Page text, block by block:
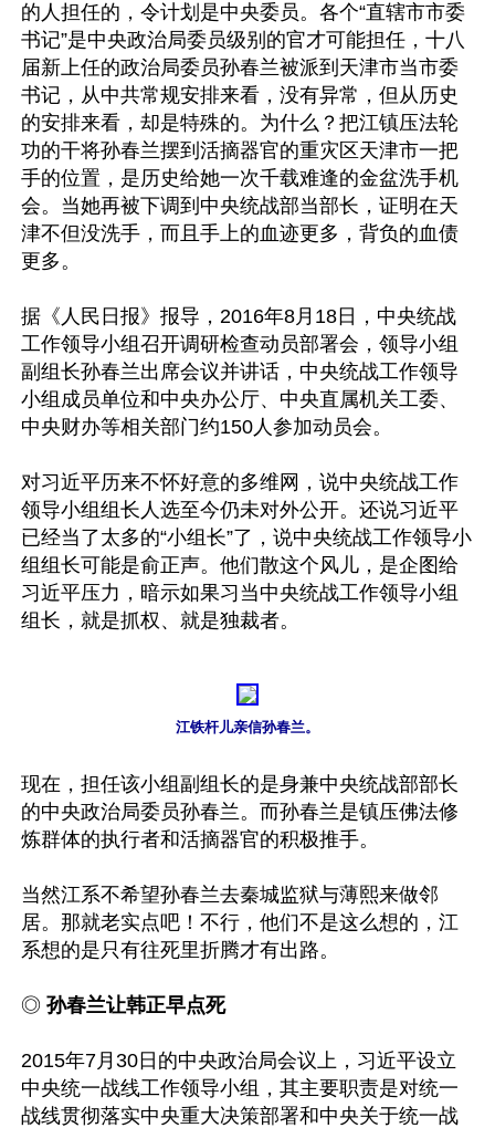
的人担任的，令计划是中央委员。各个“直辖市市委
书记”是中央政治局委员级别的官才可能担任，十八
届新上任的政治局委员孙春兰被派到天津市当市委
书记，从中共常规安排来看，没有异常，但从历史
的安排来看，却是特殊的。为什么？把江镇压法轮
功的干将孙春兰摆到活摘器官的重灾区天津市一把
手的位置，是历史给她一次千载难逢的金盆洗手机
会。当她再被下调到中央统战部当部长，证明在天
津不但没洗手，而且手上的血迹更多，背负的血债
更多。
据《人民日报》报导，2016年8月18日，中央统战
工作领导小组召开调研检查动员部署会，领导小组
副组长孙春兰出席会议并讲话，中央统战工作领导
小组成员单位和中央办公厅、中央直属机关工委、
中央财办等相关部门约150人参加动员会。
对习近平历来不怀好意的多维网，说中央统战工作
领导小组组长人选至今仍未对外公开。还说习近平
已经当了太多的“小组长”了，说中央统战工作领导小
组组长可能是俞正声。他们散这个风儿，是企图给
习近平压力，暗示如果习当中央统战工作领导小组
组长，就是抓权、就是独裁者。
江铁杆儿亲信孙春兰。
现在，担任该小组副组长的是身兼中央统战部部长
的中央政治局委员孙春兰。而孙春兰是镇压佛法修
炼群体的执行者和活摘器官的积极推手。
当然江系不希望孙春兰去秦城监狱与薄熙来做邻
居。那就老实点吧！不行，他们不是这么想的，江
系想的是只有往死里折腾才有出路。
◎ 孙春兰让韩正早点死
2015年7月30日的中央政治局会议上，习近平设立
中央统一战线工作领导小组，其主要职责是对统一
战线贯彻落实中央重大决策部署和中央关于统一战